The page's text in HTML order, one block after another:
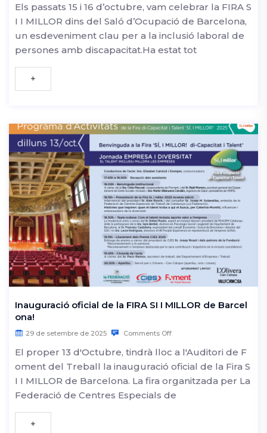
Els passats 15 i 16 d’octubre, vam celebrar la FIRA S
I I MILLOR dins del Saló d’Ocupació de Barcelona,
un esdeveniment clau per a la inclusió laboral de
persones amb discapacitat.Ha estat tot
+
Inauguració oficial de la FIRA SI I MILLOR de Barcel
ona!
29 de setembre de 2025 Comments Off
El proper 13 d'Octubre, tindrà lloc a l'Auditori de F
oment del Treball la inauguració oficial de la Fira S
I I MILLOR de Barcelona. La fira organitzada per La
Federació de Centres Especials de
+